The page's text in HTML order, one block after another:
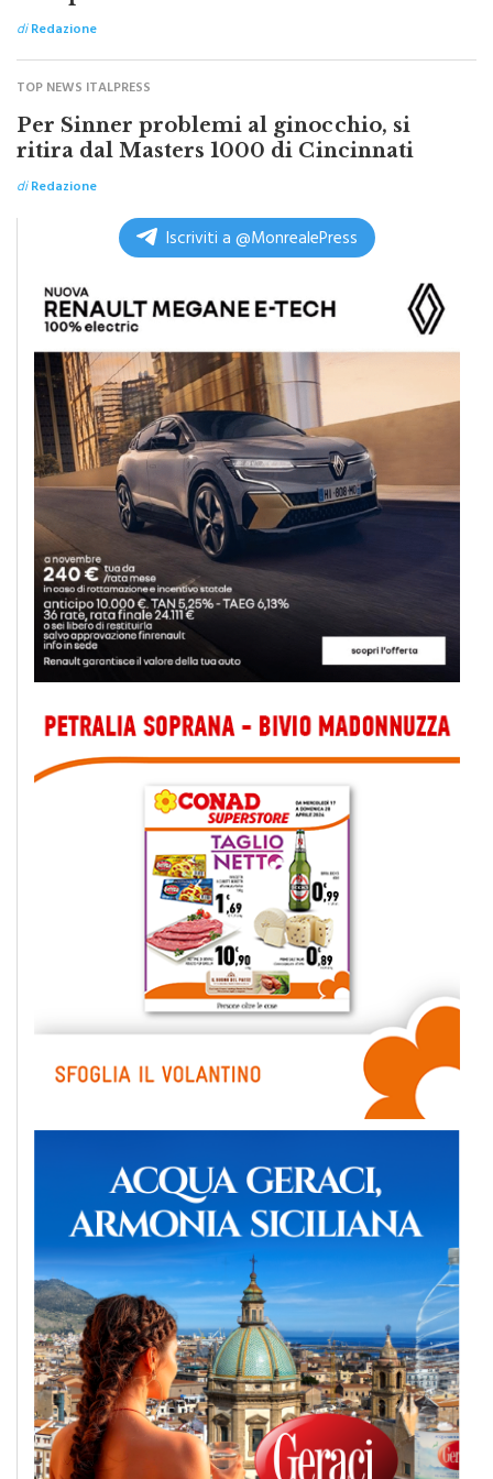
diRedazione
TOP NEWS ITALPRESS
Per Sinner problemi al ginocchio, si
ritira dal Masters 1000 di Cincinnati
diRedazione
Iscriviti a @MonrealePress